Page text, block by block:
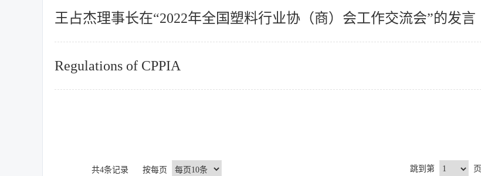
王占杰理事长在“2022年全国塑料行业协（商）会工作交流会”的发言
Regulations of CPPIA
共4条记录 按每页 跳到第 页